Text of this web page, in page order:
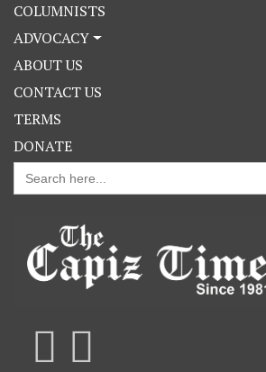
COLUMNISTS
ADVOCACY
ABOUT US
CONTACT US
TERMS
DONATE
Search
for: